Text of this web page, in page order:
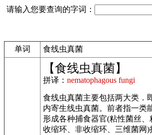
请输入您要查询的字词：
单词 食线虫真菌
【食线虫真菌】
拼译： nematophagous fungi
食线虫真菌主要包括两大类．
内寄生线虫真菌。前者指一类
形成各种捕食器官(粘性菌丝、
收缩环、非收缩环、三维菌网)